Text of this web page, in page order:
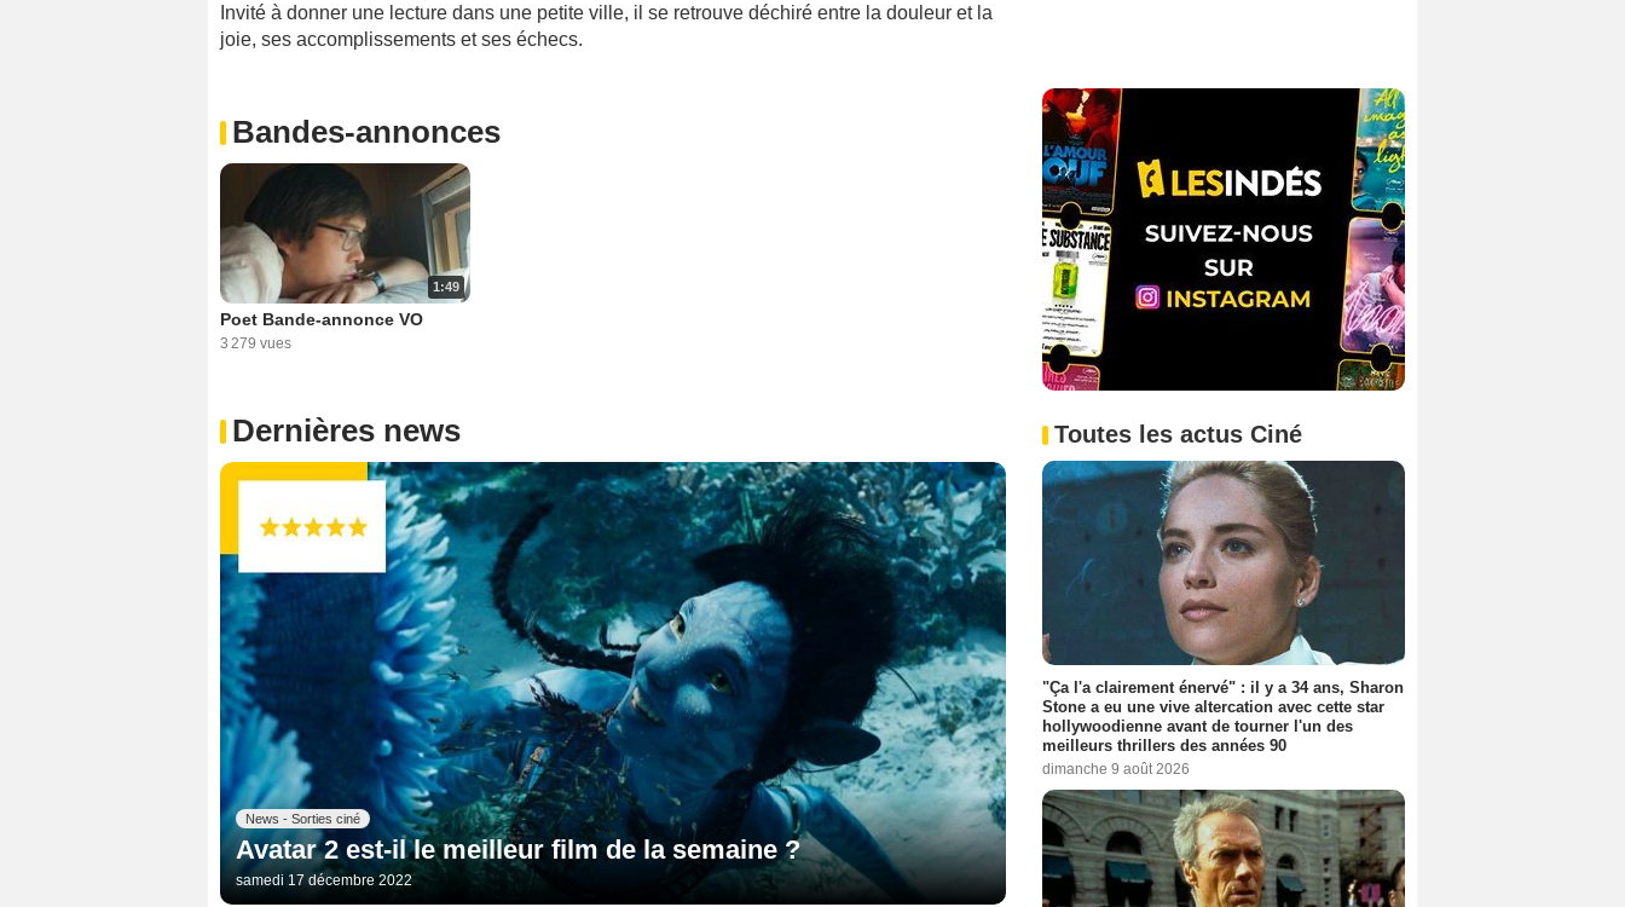
Invité à donner une lecture dans une petite ville, il se retrouve déchiré entre la douleur et la
joie, ses accomplissements et ses échecs.
Bandes-annonces
1:49
Poet Bande-annonce VO
3 279 vues
Dernières news
News - Sorties ciné
Avatar 2 est-il le meilleur film de la semaine ?
samedi 17 décembre 2022
Toutes les actus Ciné
"Ça l'a clairement énervé" : il y a 34 ans, Sharon
Stone a eu une vive altercation avec cette star
hollywoodienne avant de tourner l'un des
meilleurs thrillers des années 90
dimanche 9 août 2026